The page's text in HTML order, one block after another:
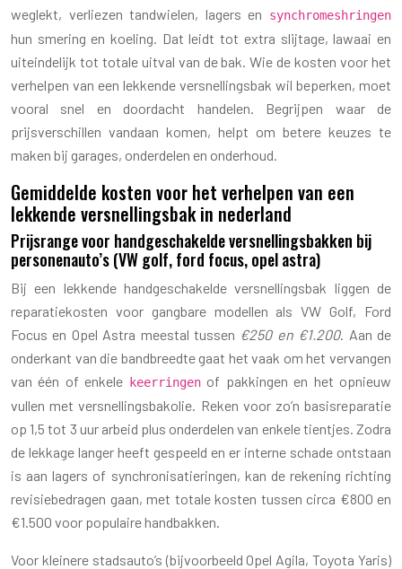
weglekt, verliezen tandwielen, lagers en
synchromeshringen
hun smering en koeling. Dat leidt tot extra slijtage, lawaai en
uiteindelijk tot totale uitval van de bak. Wie de kosten voor het
verhelpen van een lekkende versnellingsbak wil beperken, moet
vooral snel en doordacht handelen. Begrijpen waar de
prijsverschillen vandaan komen, helpt om betere keuzes te
maken bij garages, onderdelen en onderhoud.
Gemiddelde kosten voor het verhelpen van een
lekkende versnellingsbak in nederland
Prijsrange voor handgeschakelde versnellingsbakken bij
personenauto’s (VW golf, ford focus, opel astra)
Bij een lekkende handgeschakelde versnellingsbak liggen de
reparatiekosten voor gangbare modellen als VW Golf, Ford
Focus en Opel Astra meestal tussen €250 en €1.200. Aan de
onderkant van die bandbreedte gaat het vaak om het vervangen
van één of enkele
keerringenof pakkingen en het opnieuw
vullen met versnellingsbakolie. Reken voor zo’n basisreparatie
op 1,5 tot 3 uur arbeid plus onderdelen van enkele tientjes. Zodra
de lekkage langer heeft gespeeld en er interne schade ontstaan
is aan lagers of synchronisatieringen, kan de rekening richting
revisiebedragen gaan, met totale kosten tussen circa €800 en
€1.500 voor populaire handbakken.
Voor kleinere stadsauto’s (bijvoorbeeld Opel Agila, Toyota Yaris)